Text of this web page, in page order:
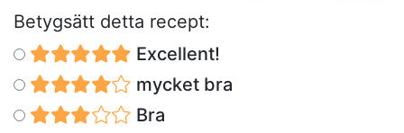
Betygsätt detta recept:
Excellent!
mycket bra
Bra